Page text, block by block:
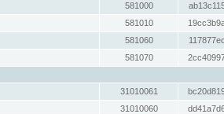
581000
581010
581060
581070
31010061
31010060